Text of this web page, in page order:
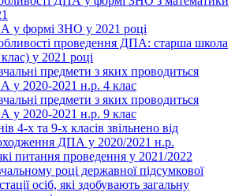
у формі ЗНО у 2021 році
проведення ДПА: старша школа
у 2021 році
предмети з яких проводиться
у 2020-2021 н.р. 4 клас
предмети з яких проводиться
у 2020-2021 н.р. 9 клас
4-х та 9-х класів звільнено від
ДПА у 2020/2021 н.р.
питання проведення у 2021/2022
році державної підсумкової
осіб, які здобувають загальну